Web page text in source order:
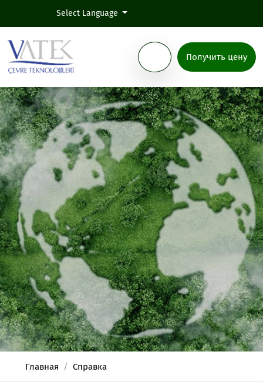
Select Language
Получить цену
Главная Справка